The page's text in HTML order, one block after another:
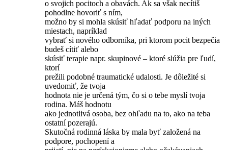
o svojich pocitoch a obavách. Ak sa však necítiš
pohodlne hovoriť s ním,
možno by si mohla skúsiť hľadať podporu na iných
miestach, napríklad
vybrať si nového odborníka, pri ktorom pocit bezpečia
budeš cítiť alebo
skúsiť terapie napr. skupinové – ktoré slúžia pre ľudí,
ktorí
prežili podobné traumatické udalosti. Je dôležité si
uvedomiť, že tvoja
hodnota nie je určená tým, čo si o tebe myslí tvoja
rodina. Máš hodnotu
ako jednotlivá osoba, bez ohľadu na to, ako na teba
ostatní pozerajú.
Skutočná rodinná láska by mala byť založená na
podpore, pochopení a